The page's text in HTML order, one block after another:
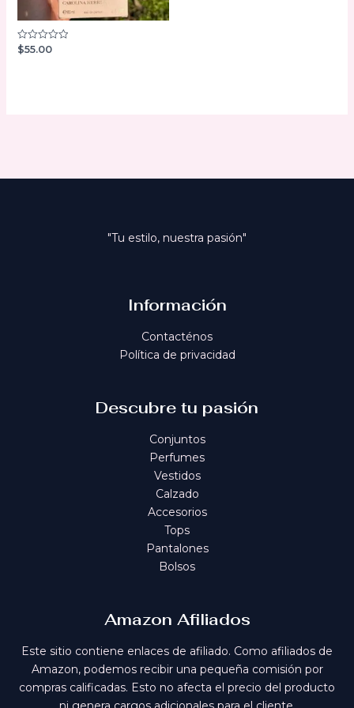
Valorado
con
$55.00
"Tu estilo, nuestra pasión"
Información
Contacténos
Política de privacidad
Descubre tu pasión
Conjuntos
Perfumes
Vestidos
Calzado
Accesorios
Tops
Pantalones
Bolsos
Amazon Afiliados
Este sitio contiene enlaces de afiliado. Como afiliados de
Amazon, podemos recibir una pequeña comisión por
compras calificadas. Esto no afecta el precio del producto